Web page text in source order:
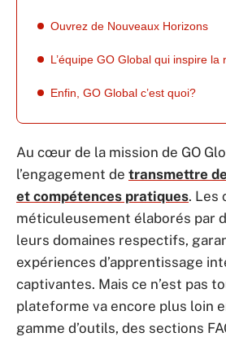
Ouvrez de Nouveaux Horizons
L’équipe GO Global qui inspire la
Enfin, GO Global c’est quoi?
Au cœur de la mission de GO
l’engagement de transmettre
et compétences pratiques. Les
méticuleusement élaborés par
leurs domaines respectifs,
expériences d’apprentissage
captivantes. Mais ce n’est pas
plateforme va encore plus loin
gamme d’outils, des sections